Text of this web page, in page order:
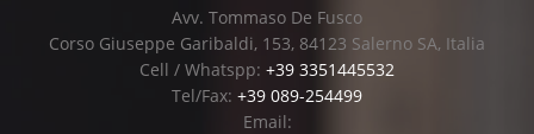
Avv. Tommaso De Fusco
Corso Giuseppe Garibaldi, 153, 84123 Salerno SA, Italia
Cell / Whatspp: +39 3351445532
Tel/Fax: +39 089-254499
Email: